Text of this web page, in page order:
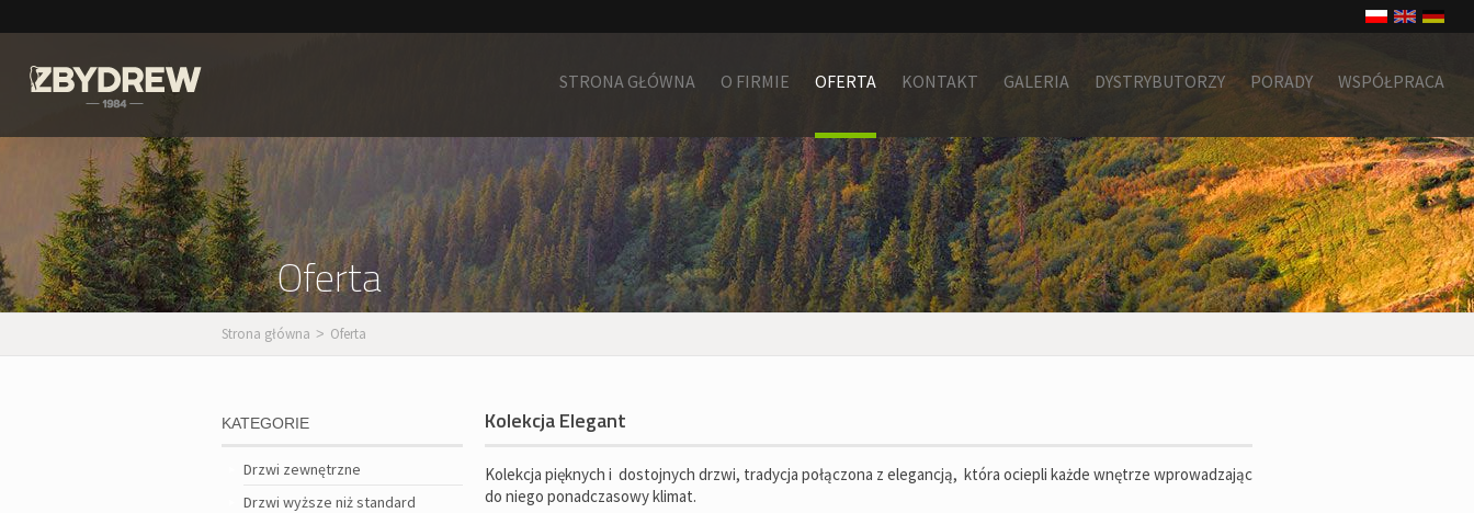
STRONA GŁÓWNA O FIRMIE OFERTA KONTAKT GALERIA DYSTRYBUTORZY PORADY WSPÓŁPRACA
Oferta
Strona główna > Oferta
KATEGORIE
Drzwi zewnętrzne
Drzwi wyższe niż standard
Kolekcja Elegant
Kolekcja pięknych i dostojnych drzwi, tradycja połączona z elegancją, która ociepli każde wnętrze wprowadzając
do niego ponadczasowy klimat.